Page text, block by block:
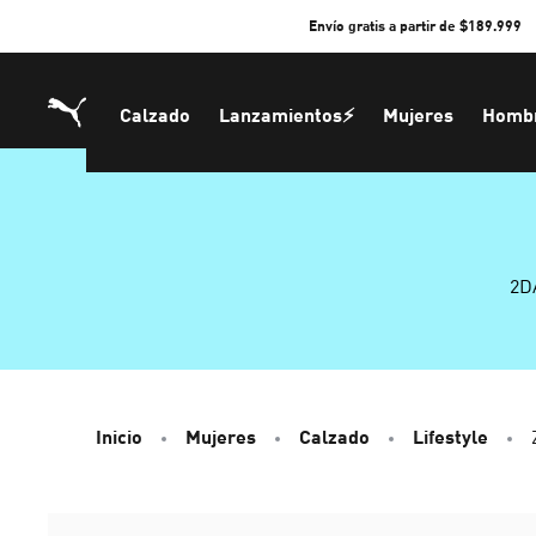
Envío gratis a partir de $189.999
Calzado Lanzamientos⚡ Mujeres
Inicio Mujeres Calzado Lifestyle